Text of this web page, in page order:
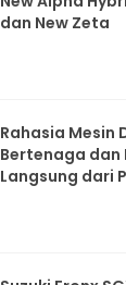
dan New Zeta
Rahasia Mesin
Bertenaga dan
Langsung dari